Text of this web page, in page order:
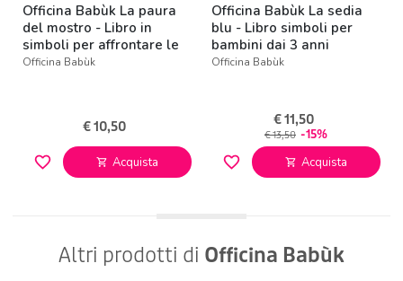
Officina Babùk La paura
del mostro - Libro in
simboli per affrontare le
paure
Officina Babùk
€ 10,50
favorite_border shopping_cart Acquista
Officina Babùk La sedia
blu - Libro simboli per
bambini dai 3 anni
Officina Babùk
€ 11,50
€ 13,50 -15%
favorite_border shopping_cart Acquista
Altri prodotti di Officina Babùk